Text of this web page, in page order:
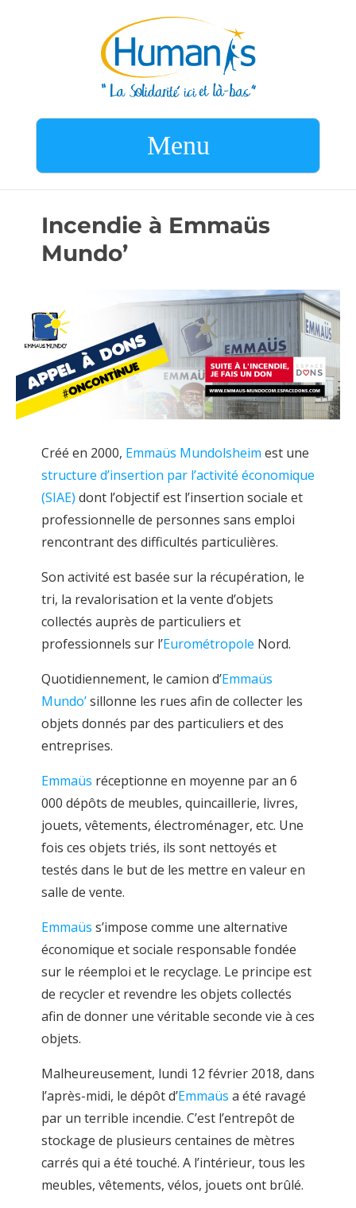
Menu
Incendie à Emmaüs
Mundo’
Créé en 2000, Emmaüs Mundolsheim est une
structure d’insertion par l’activité économique
(SIAE) dont l’objectif est l’insertion sociale et
professionnelle de personnes sans emploi
rencontrant des difficultés particulières.
Son activité est basée sur la récupération, le
tri, la revalorisation et la vente d’objets
collectés auprès de particuliers et
professionnels sur l’Eurométropole Nord.
Quotidiennement, le camion d’Emmaüs
Mundo’sillonne les rues afin de collecter les
objets donnés par des particuliers et des
entreprises.
Emmaüs réceptionne en moyenne par an 6
000 dépôts de meubles, quincaillerie, livres,
jouets, vêtements, électroménager, etc. Une
fois ces objets triés, ils sont nettoyés et
testés dans le but de les mettre en valeur en
salle de vente.
Emmaüs s’impose comme une alternative
économique et sociale responsable fondée
sur le réemploi et le recyclage. Le principe est
de recycler et revendre les objets collectés
afin de donner une véritable seconde vie à ces
objets.
Malheureusement, lundi 12 février 2018, dans
l’après-midi, le dépôt d’Emmaüs a été ravagé
par un terrible incendie. C’est l’entrepôt de
stockage de plusieurs centaines de mètres
carrés qui a été touché. A l’intérieur, tous les
meubles, vêtements, vélos, jouets ont brûlé.